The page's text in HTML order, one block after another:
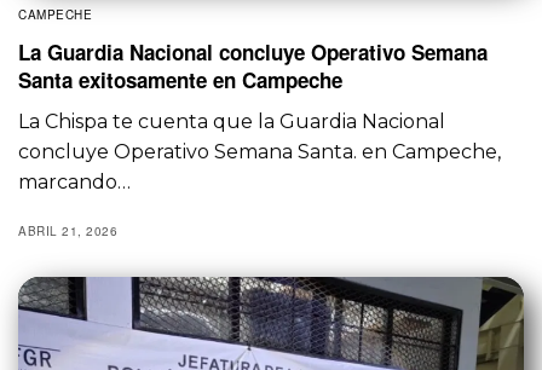
CAMPECHE
La Guardia Nacional concluye Operativo Semana
Santa exitosamente en Campeche
La Chispa te cuenta que la Guardia Nacional
concluye Operativo Semana Santa. en Campeche,
marcando…
ABRIL 21, 2026